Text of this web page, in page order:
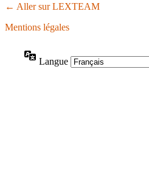
← Aller sur LEXTEAM
Mentions légales
Langue